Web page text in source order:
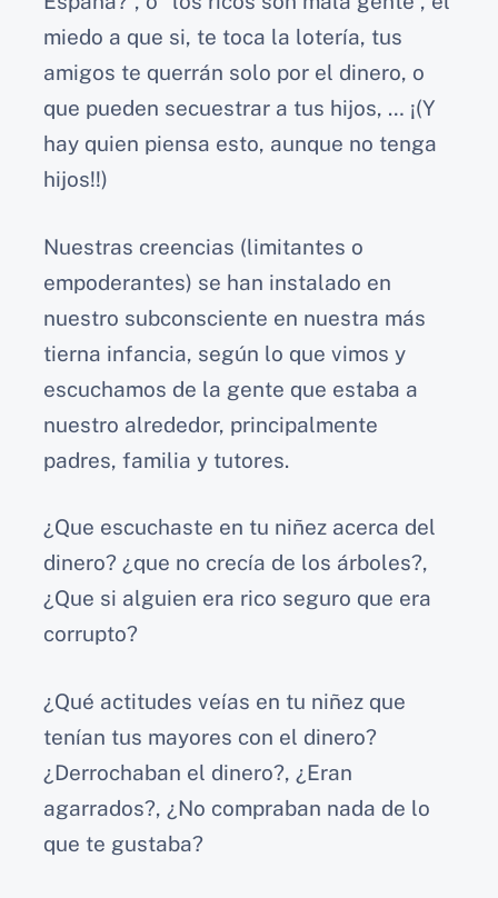
miedo a que si, te toca la lotería, tus
amigos te querrán solo por el dinero, o
que pueden secuestrar a tus hijos, … ¡(Y
hay quien piensa esto, aunque no tenga
hijos!!)
Nuestras creencias (limitantes o
empoderantes) se han instalado en
nuestro subconsciente en nuestra más
tierna infancia, según lo que vimos y
escuchamos de la gente que estaba a
nuestro alrededor, principalmente
padres, familia y tutores.
¿Que escuchaste en tu niñez acerca del
dinero? ¿que no crecía de los árboles?,
¿Que si alguien era rico seguro que era
corrupto?
¿Qué actitudes veías en tu niñez que
tenían tus mayores con el dinero?
¿Derrochaban el dinero?, ¿Eran
agarrados?, ¿No compraban nada de lo
que te gustaba?